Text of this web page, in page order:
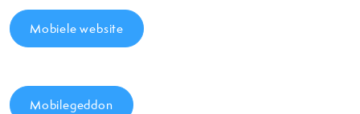
Mobiele website
Mobilegeddon